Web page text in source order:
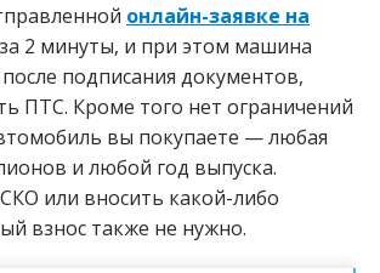
онлайн-заявке на
за 2 минуты, и при этом машина
подписания документов,
ПТС. Кроме того нет ограничений
вы покупаете — любая
и любой год выпуска.
или вносить какой-либо
взнос также не нужно.